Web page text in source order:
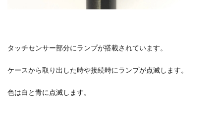
タッチセンサー部分にランプが搭載されています。
ケースから取り出した時や接続時にランプが点滅します。
色は白と青に点滅します。